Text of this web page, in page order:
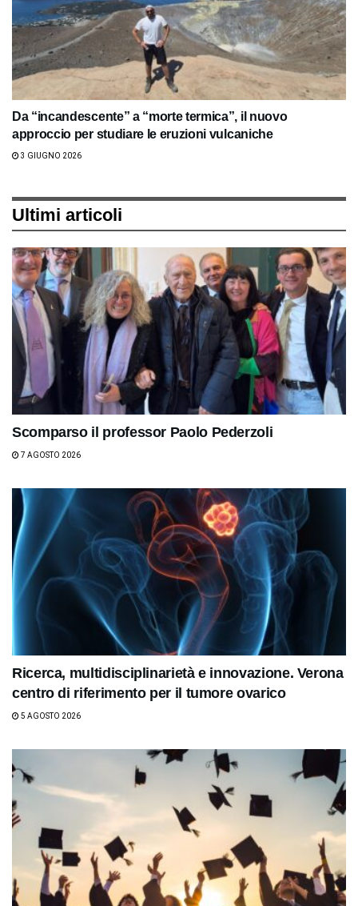
Da “incandescente” a “morte termica”, il nuovo
approccio per studiare le eruzioni vulcaniche
3 GIUGNO 2026
Ultimi articoli
Scomparso il professor Paolo Pederzoli
7 AGOSTO 2026
Ricerca, multidisciplinarietà e innovazione. Verona
centro di riferimento per il tumore ovarico
5 AGOSTO 2026